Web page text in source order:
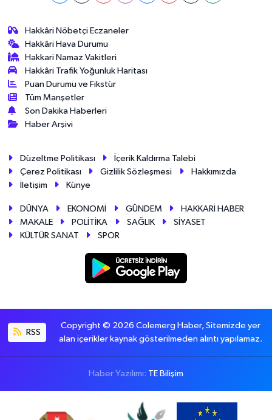
Hakkâri Nöbetçi Eczaneler
Hakkâri Hava Durumu
Hakkari Namaz Vakitleri
Hakkâri Trafik Yoğunluk Haritası
Puan Durumu ve Fikstür
Tüm Manşetler
Son Dakika Haberleri
Haber Arşivi
Düzeltme Politikası
İçerik Kaldırma Talebi
Çerez Politikası
Gizlilik Sözleşmesi
Hakkımızda
İletişim
Künye
DÜNYA EKONOMİ GÜNDEM
HAKKARİ HABER
MAKALE
POLİTİKA SAĞLIK
SİYASET
KÜLTÜR SANAT
SPOR
RSS
Copyright © 2026 Colemerg Haber, Sitemizde yer
alan içerikler kaynak gösterilmeden alıntı yapılamaz.
Haber Yazılımı: TE Bilişim